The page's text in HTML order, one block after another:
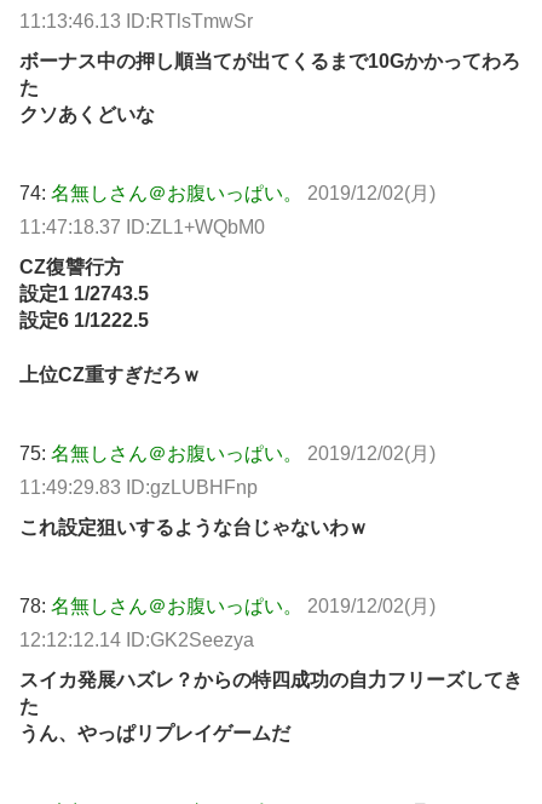
11:13:46.13 ID:RTlsTmwSr
ボーナス中の押し順当てが出てくるまで10Gかかってわろ
た
クソあくどいな
74: 名無しさん＠お腹いっぱい。
2019/12/02(月)
11:47:18.37 ID:ZL1+WQbM0
CZ復讐行方
設定1 1/2743.5
設定6 1/1222.5
上位CZ重すぎだろｗ
75: 名無しさん＠お腹いっぱい。
2019/12/02(月)
11:49:29.83 ID:gzLUBHFnp
これ設定狙いするような台じゃないわｗ
78: 名無しさん＠お腹いっぱい。
2019/12/02(月)
12:12:12.14 ID:GK2Seezya
スイカ発展ハズレ？からの特四成功の自力フリーズしてき
た
うん、やっぱリプレイゲームだ